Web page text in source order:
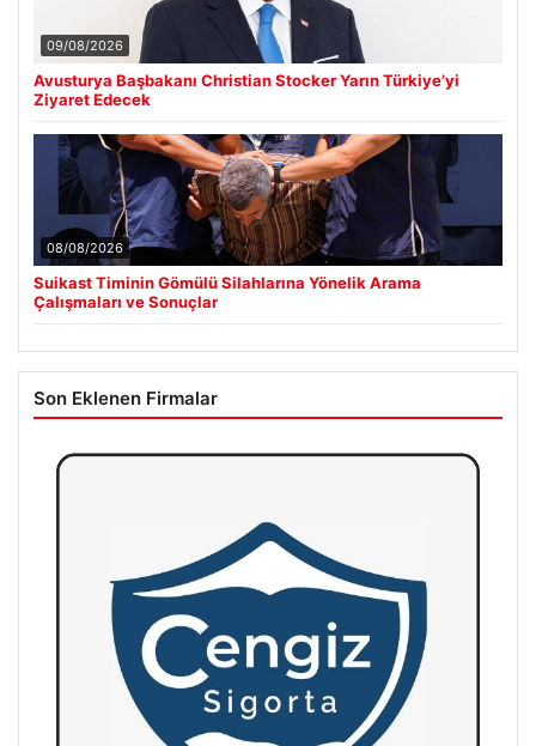
09/08/2026
Avusturya Başbakanı Christian Stocker Yarın Türkiye’yi
Ziyaret Edecek
08/08/2026
Suikast Timinin Gömülü Silahlarına Yönelik Arama
Çalışmaları ve Sonuçlar
Son Eklenen Firmalar